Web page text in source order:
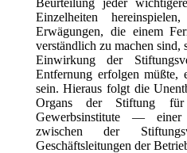
Einzelheiten
Erwägungen, die einem
verständlich zu machen sind,
Einwirkung der
Entfernung erfolgen müßte,
sein. Hieraus folgt die
Organs der Stiftung
Gewerbsinstitute — einer
zwischen der
Geschäftsleitungen der